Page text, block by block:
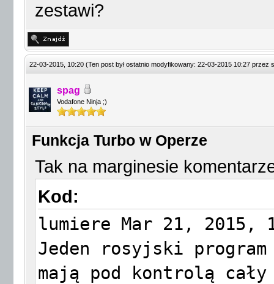
zestawi?
22-03-2015, 10:20 (Ten post był ostatnio modyfikowany: 22-03-2015 10:27 przez
spag
Vodafone Ninja ;)
Funkcja Turbo w Operze
Tak na marginesie
Kod:
lumiere Mar 21, 2015,
Jeden rosyjski program
mają pod kontrolą